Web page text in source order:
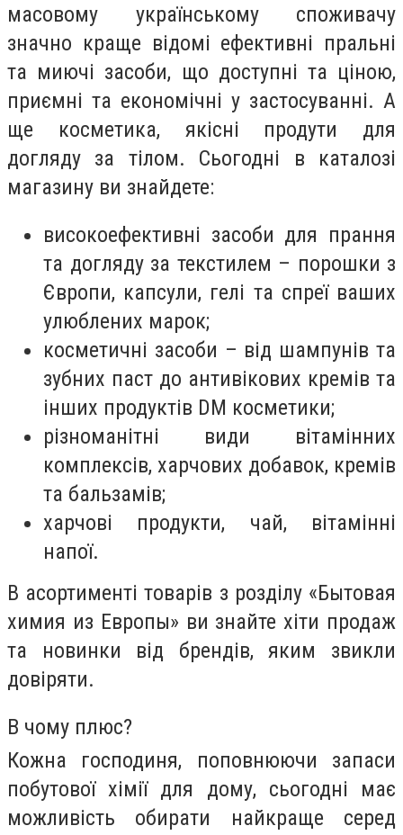
масовому українському споживачу
значно краще відомі ефективні пральні
та миючі засоби, що доступні та ціною,
приємні та економічні у застосуванні. А
ще косметика, якісні продути для
догляду за тілом. Сьогодні в каталозі
магазину ви знайдете:
високоефективні засоби для прання
та догляду за текстилем – порошки з
Європи, капсули, гелі та спреї ваших
улюблених марок;
косметичні засоби – від шампунів та
зубних паст до антивікових кремів та
інших продуктів DM косметики;
різноманітні види вітамінних
комплексів, харчових добавок, кремів
та бальзамів;
харчові продукти, чай, вітамінні
напої.
В асортименті товарів з розділу «Бытовая
химия из Европы» ви знайте хіти продаж
та новинки від брендів, яким звикли
довіряти.
В чому плюс?
Кожна господиня, поповнюючи запаси
побутової хімії для дому, сьогодні має
можливість обирати найкраще серед